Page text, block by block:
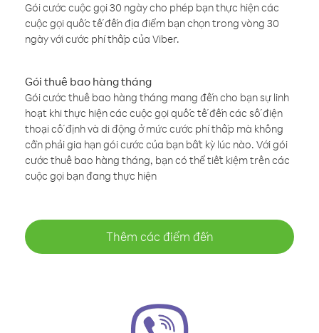
Gói cước cuộc gọi 30 ngày cho phép bạn thực hiện các
cuộc gọi quốc tế đến địa điểm bạn chọn trong vòng 30
ngày với cước phí thấp của Viber.
Gói thuê bao hàng tháng
Gói cước thuê bao hàng tháng mang đến cho bạn sự linh
hoạt khi thực hiện các cuộc gọi quốc tế đến các số điện
thoại cố định và di động ở mức cước phí thấp mà không
cần phải gia hạn gói cước của bạn bất kỳ lúc nào. Với gói
cước thuê bao hàng tháng, bạn có thể tiết kiệm trên các
cuộc gọi bạn đang thực hiện
Thêm các điểm đến